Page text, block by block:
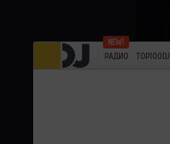
РАДИО TOP100DJ